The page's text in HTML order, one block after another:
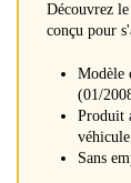
Découvrez
conçu pour
Modèle
(01/
Produit
véhicule
Sans